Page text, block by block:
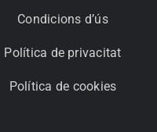
Condicions d’ús
Política de privacitat
Política de cookies